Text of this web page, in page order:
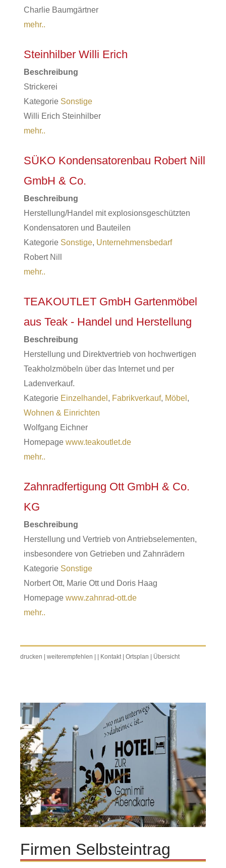
Firmen Selbsteintrag
Charlie Baumgärtner
mehr..
Steinhilber Willi Erich
Beschreibung
Strickerei
Kategorie Sonstige
Willi Erich Steinhilber
mehr..
SÜKO Kondensatorenbau Robert Nill
GmbH & Co.
Beschreibung
Herstellung/Handel mit explosionsgeschützten
Kondensatoren und Bauteilen
Kategorie Sonstige, Unternehmensbedarf
Robert Nill
mehr..
TEAKOUTLET GmbH Gartenmöbel
aus Teak - Handel und Herstellung
Beschreibung
Herstellung und Direktvertrieb von hochwertigen
Teakholzmöbeln über das Internet und per
Ladenverkauf.
Kategorie Einzelhandel , Fabrikverkauf, Möbel ,
Wohnen & Einrichten
Wolfgang Eichner
Homepage www.teakoutlet.de
mehr..
Zahnradfertigung Ott GmbH & Co.
KG
Beschreibung
Herstellung und Vertrieb von Antriebselementen,
insbesondere von Getrieben und Zahnrädern
Kategorie Sonstige
Norbert Ott, Marie Ott und Doris Haag
Homepage www.zahnrad-ott.de
mehr..
drucken weiterempfehlen Kontakt| Ortsplan Übersicht